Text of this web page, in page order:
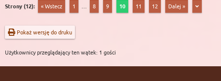
Strony (12): « Wstecz 1 8 9 10 11 12 Dalej »
Pokaż wersję do druku
Użytkownicy przeglądający ten wątek: 1 gości